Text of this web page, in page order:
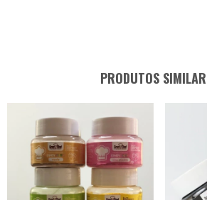
PRODUTOS